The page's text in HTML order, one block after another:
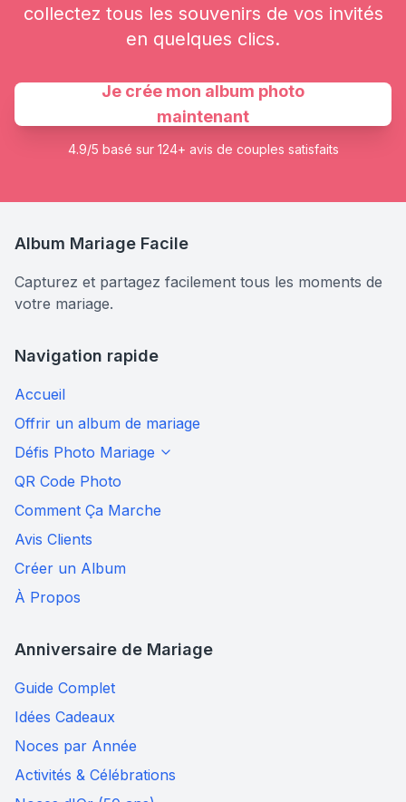
collectez tous les souvenirs de vos invités
en quelques clics.
Je crée mon album photo
maintenant
4.9/5 basé sur 124+ avis de couples satisfaits
Album Mariage Facile
Capturez et partagez facilement tous les moments de
votre mariage.
Navigation rapide
Accueil
Offrir un album de mariage
Défis Photo Mariage
QR Code Photo
Comment Ça Marche
Avis Clients
Créer un Album
À Propos
Anniversaire de Mariage
Guide Complet
Idées Cadeaux
Noces par Année
Activités & Célébrations